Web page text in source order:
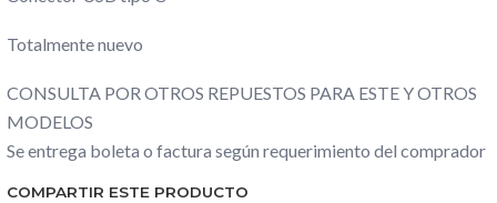
Totalmente nuevo
CONSULTA POR OTROS REPUESTOS PARA ESTE Y OTROS
MODELOS
Se entrega boleta o factura según requerimiento del comprador
COMPARTIR ESTE PRODUCTO